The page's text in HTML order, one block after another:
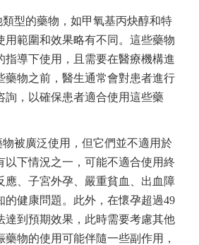
型的藥物，如甲氧基丙炔醇和特
用範圍和效果略有不同。這些藥物
指導下使用，且需要在醫療機構進
藥物之前，醫生通常會對患者進行
詢，以確保患者適合使用這些藥
被廣泛使用，但它們並不適用於
以下情況之一，可能不適合使用終
應、子宮外孕、嚴重貧血、出血障
的健康問題。此外，在懷孕超過49
達到預期效果，此時需要考慮其他
物的使用可能伴隨一些副作用，